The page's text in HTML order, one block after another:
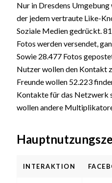
Nur in Dresdens
der jedem vertraute Like-
Soziale Medien gedrückt.
Fotos werden versendet,
Sowie 28.477 Fotos
Nutzer wollen den Kontakt
Freunde wollen 52.223
Kontakte für das Netzwerk
wollen andere
INTERAKTION